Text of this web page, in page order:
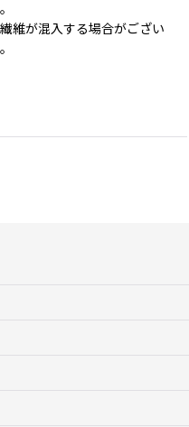
維が混入する場合がござい